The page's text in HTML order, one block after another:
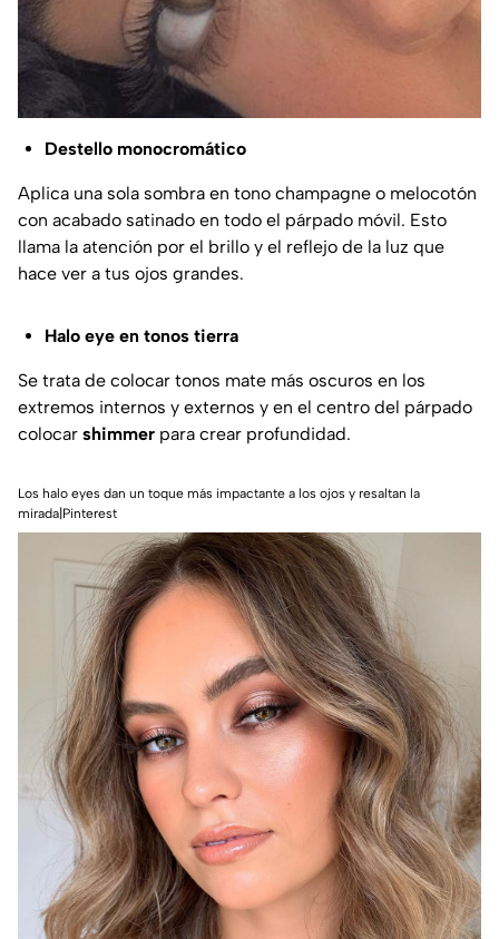
Destello monocromático
Aplica una sola sombra en tono champagne o melocotón
con acabado satinado en todo el párpado móvil. Esto
llama la atención por el brillo y el reflejo de la luz que
hace ver a tus ojos grandes.
Halo eye en tonos tierra
Se trata de colocar tonos mate más oscuros en los
extremos internos y externos y en el centro del párpado
colocar shimmer para crear profundidad.
Los halo eyes dan un toque más impactante a los ojos y resaltan la
mirada|Pinterest